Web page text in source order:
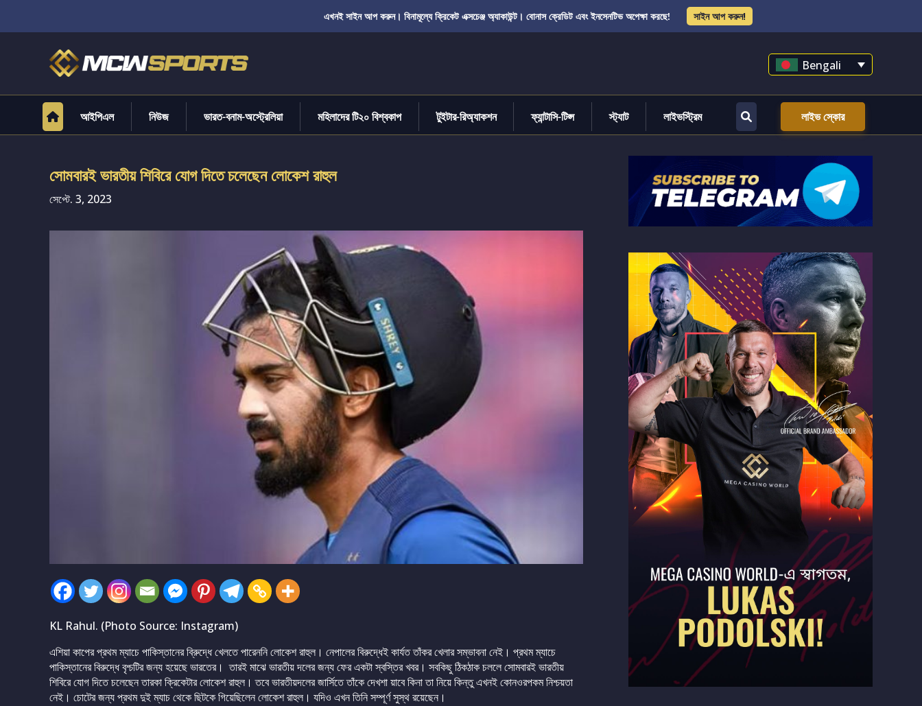
এখনই সাইন আপ করুন। বিনামূল্যে ক্রিকেট এক্সচেঞ্জ অ্যাকাউন্ট। বোনাস ক্রেডিট এবং ইনসেনটিভ অপেক্ষা করছে! সাইন আপ করুন!
Bengali
আইপিএল নিউজ ভারত-বনাম-অস্ট্রেলিয়া মহিলাদের টি২০ বিশ্বকাপ টুইটার-রিঅ্যাকশন ফ্যান্টাসি-টিপ্স স্ট্যাট লাইভস্ট্রিম লাইভ স্কোর
সোমবারই ভারতীয় শিবিরে যোগ দিতে চলেছেন লোকেশ রাহুল
সেপ্টে. 3, 2023
KL Rahul. (Photo Source: Instagram)
এশিয়া কাপের প্রথম ম্যাচে পাকিস্তানের বি্রুদ্ধে খেলতে পারেননি লোকেশ রাহুল। নেপালের বিরুদ্ধেই কার্যত তাঁকর খেলার সম্ভাবনা নেই। প্রথম ম্যাচে
পাকিস্তানের বিরুদ্ধে বৃশ্চটির জন্য হয়েছে ভারতের। তারই মাঝে ভারতীয় দলের জন্য ফের একটা স্বস্তির খবর। সবকিছু ঠিকঠাক চললে সোমবারই ভারতীয়
শিবিরে যোগ দিতে চলেছেন তারকা ক্রিকেটার লোকেশ রাহুল। তবে ভারতীয়দলের জার্সিতে তাঁকে দেখশা য়াবে কিনা তা নিয়ে কিন্তু এখনই কোনওরপকম নিশ্চয়তা
নেই। চোটের জন্য প্রথম দুই ম্যাচ থেকে ছিটকে গিয়েছিলেন লোকেশ রাহুল। যদিও এখন তিনি সম্পূর্ণ সুস্থ রয়েছেন।